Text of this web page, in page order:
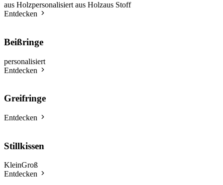
aus Holzpersonalisiert aus Holzaus Stoff
Entdecken
Beißringe
personalisiert
Entdecken
Greifringe
Entdecken
Stillkissen
KleinGroß
Entdecken